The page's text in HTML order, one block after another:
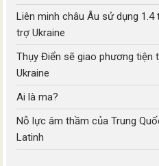
Liên minh châu Âu sử dụng
trợ Ukraine
Thụy Điển sẽ giao phương tiện
Ukraine
Ai là ma?
Nỗ lực âm thầm của Trung
Latinh